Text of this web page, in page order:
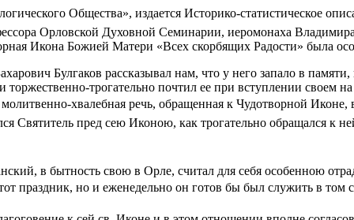
Общества», издается Историко-статистическое
Орловской Духовной Семинарии, иеромонаха
Икона Божией Матери «Всех скорбящих Радости» была
Булгаков рассказывал нам, что у него запало в
торжественно-трогательно почтил ее при вступлении
хвалебная речь, обращенная к Чудотворной
Святитель пред сею Иконою, как трогательно обращался к
в бытность свою в Орле, считал для себя особенною
праздник, но и еженедельно он готов бы был служить в том